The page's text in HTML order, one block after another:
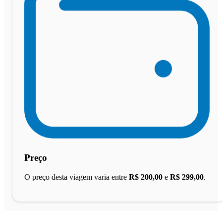
Preço
O preço desta viagem varia entre R$ 200,00 e R$ 299,00.